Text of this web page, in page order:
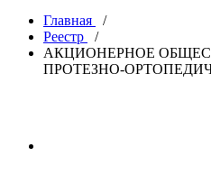
Главная
/
Реестр
/
АКЦИОНЕРНОЕ
ПРОТЕЗНО-